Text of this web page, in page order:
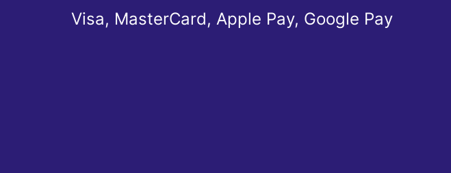
Visa, MasterCard, Apple Pay, Google Pay